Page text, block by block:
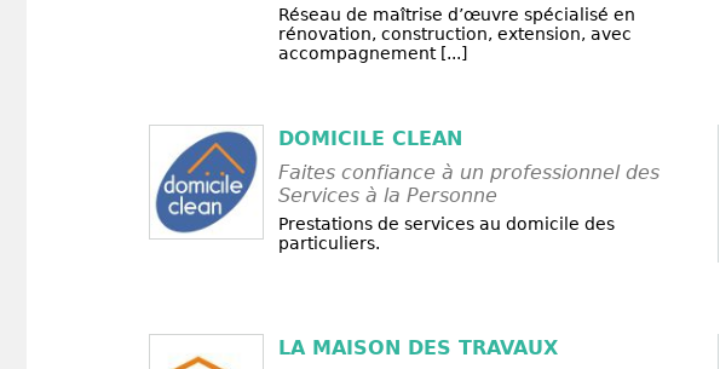
Réseau de maîtrise d’œuvre spécialisé en
rénovation, construction, extension, avec
accompagnement [...]
DOMICILE CLEAN
Faites confiance à un professionnel des
Services à la Personne
Prestations de services au domicile des
particuliers.
LA MAISON DES TRAVAUX